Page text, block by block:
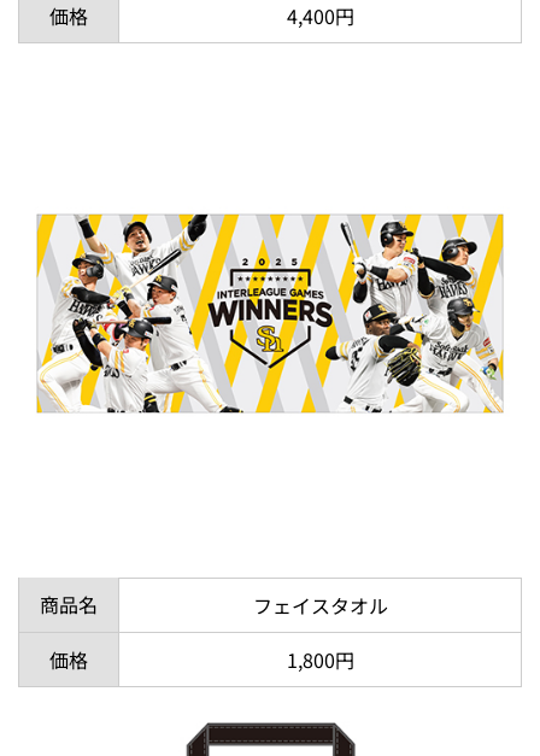
価格
4,400円
商品名
フェイスタオル
価格
1,800円